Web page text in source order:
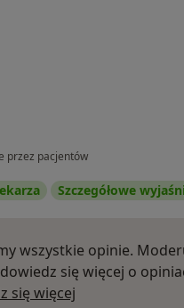
przez pacjentów
Szczegółowe
wszystkie opinie.
się więcej o
się więcej